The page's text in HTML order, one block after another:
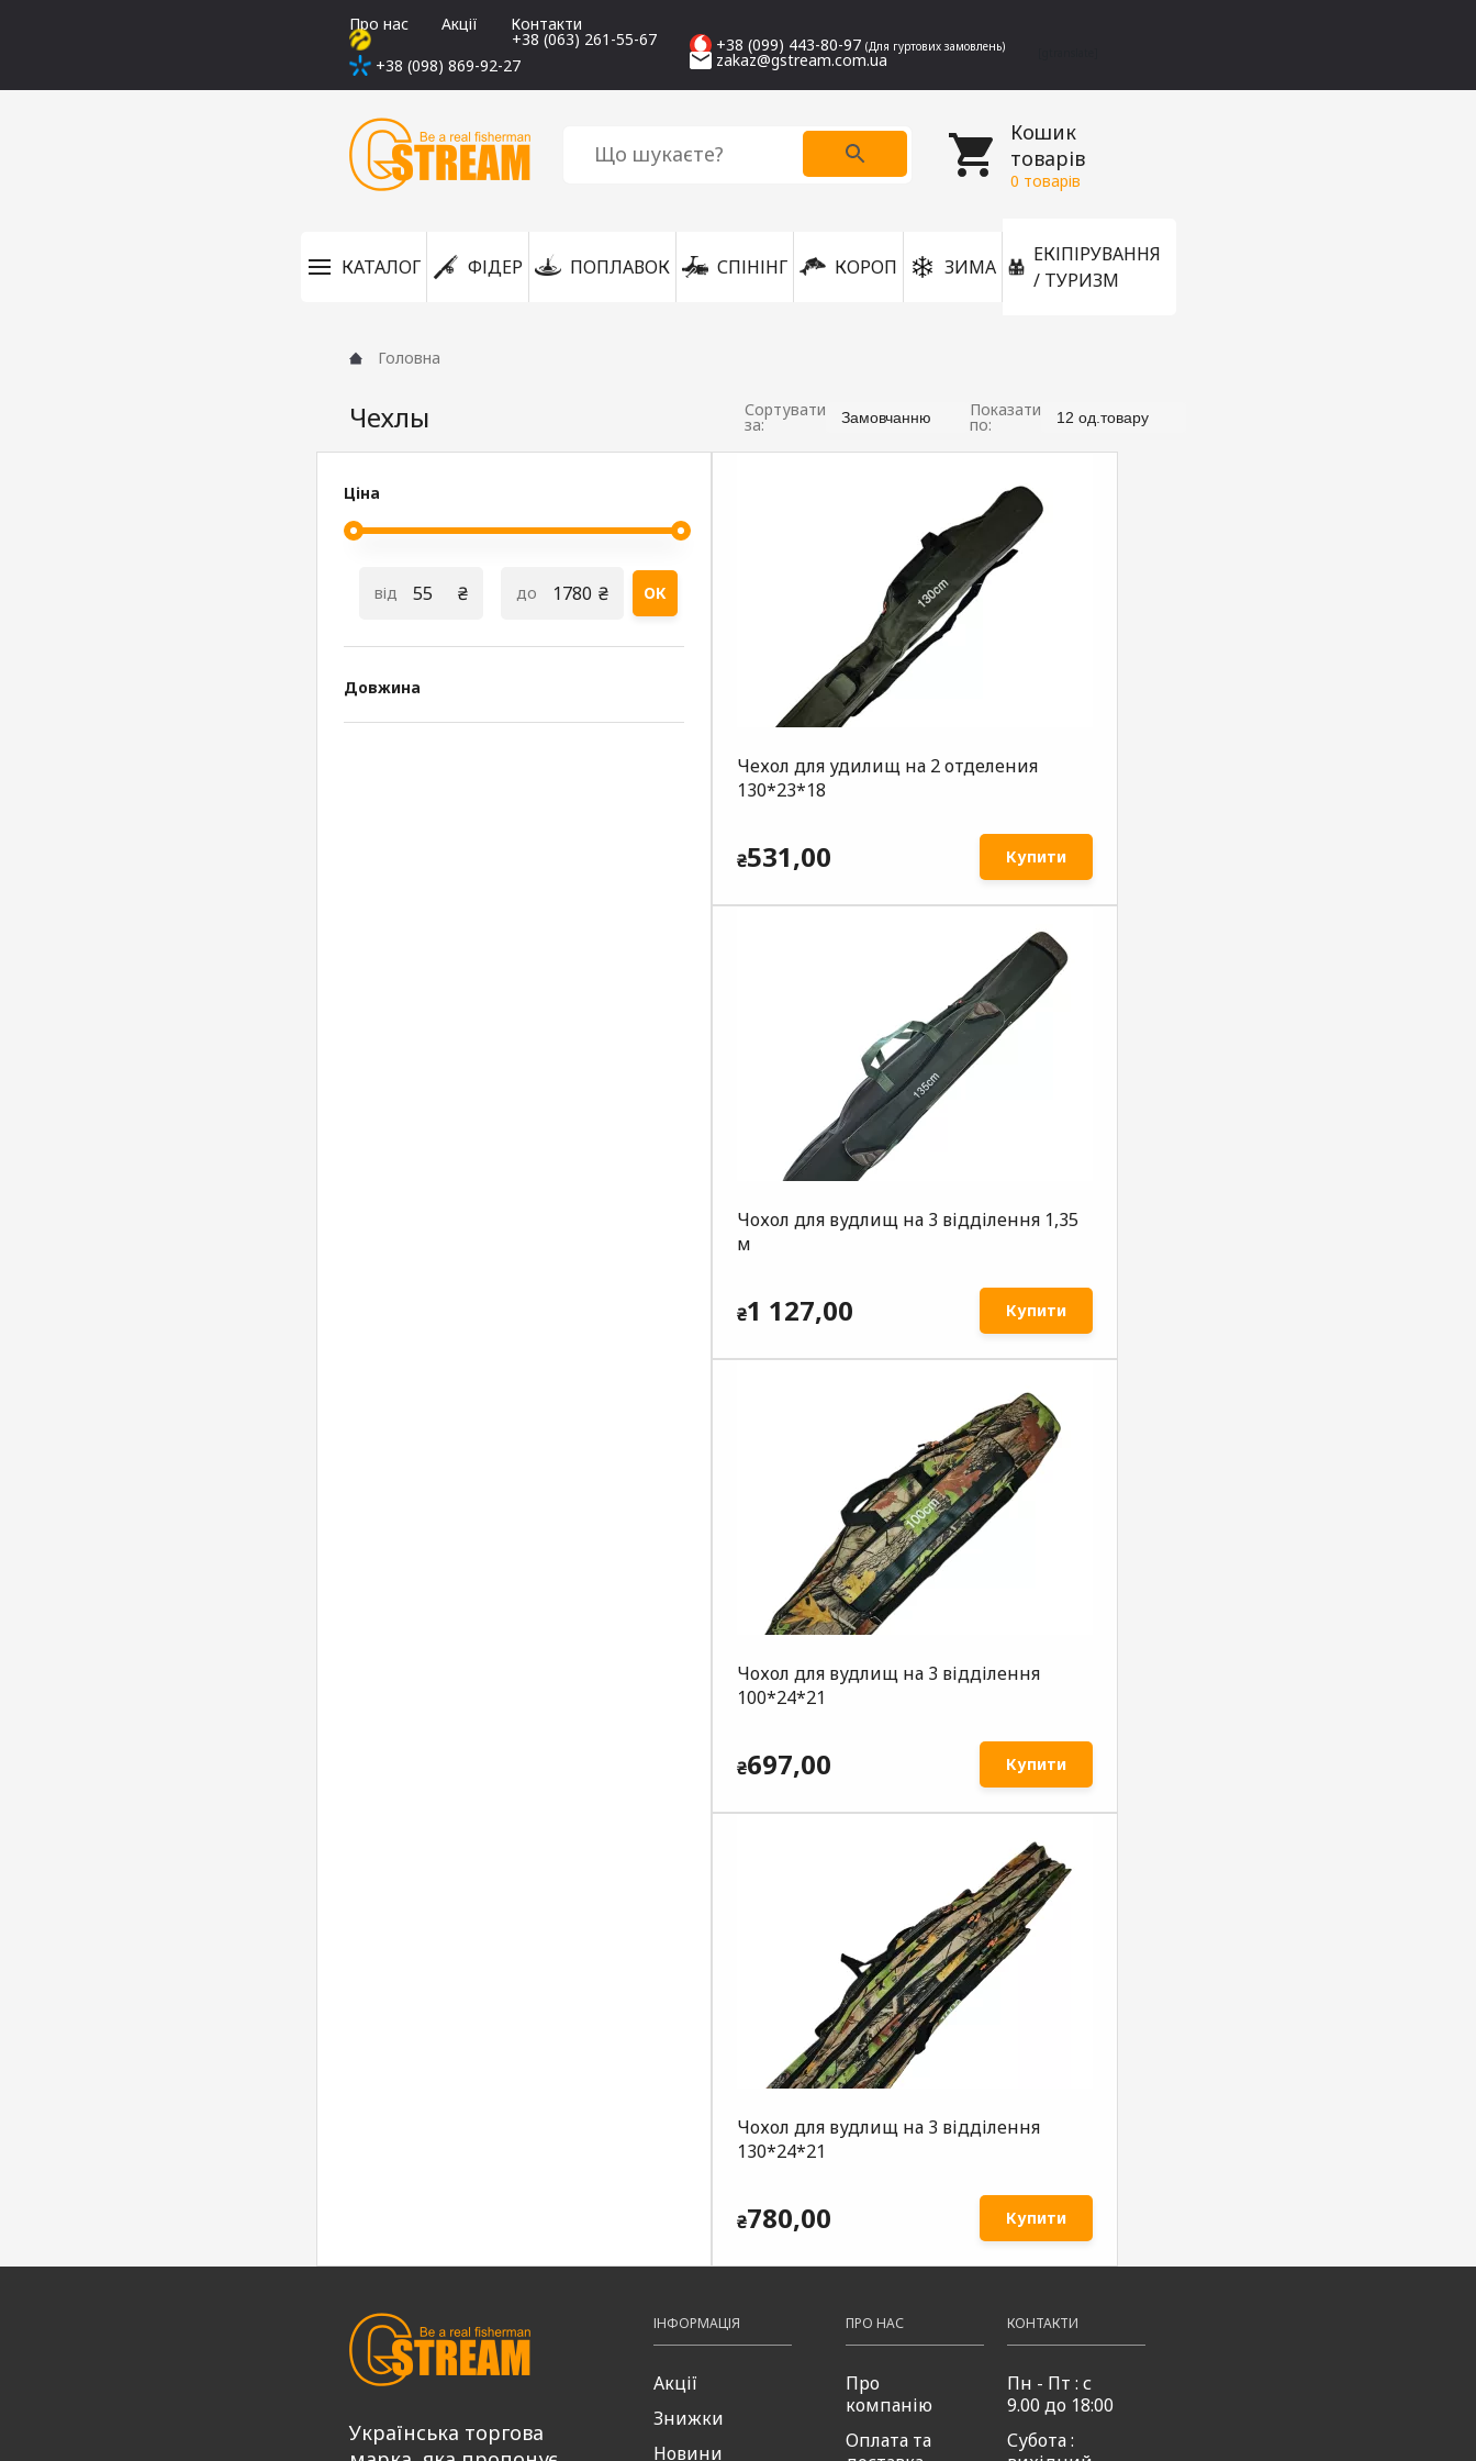
Про нас Акції Контакти
+38 (063) 261-55-67
+38 (098) 869-92-27
+38 (099) 443-80-97 (Для гуртових замовлень)
zakaz@gstream.com.ua
Кошик
товарів
0 товарів
КАТАЛОГ ФІДЕР ПОПЛАВОК СПІНІНГ КОРОП ЗИМА
ЕКІПІРУВАННЯ
/ ТУРИЗМ
Головна
Чехлы Сортувати
за: Замовчанню Показати
по: 12 од.товару
Ціна
від ₴ до ₴ ОК
Довжина
Чехол для удилищ на 2 отделения
130*23*18
₴531,00 Купити
Чохол для вудлищ на 3 відділення 1,35
м
₴1 127,00 Купити
Чохол для вудлищ на 3 відділення
100*24*21
₴697,00 Купити
Чохол для вудлищ на 3 відділення
130*24*21
₴780,00 Купити
Українська торгова
ІНФОРМАЦІЯ
Акції
Знижки
Новини
ПРО НАС
Про
компанію
Оплата та
КОНТАКТИ
Пн - Пт : с
9.00 до 18:00
Субота :